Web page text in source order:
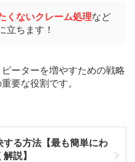
くないクレーム処理など
立ちます！
ーターを増やすための戦略
要な役割です。
する方法【最も簡単にわ
説】